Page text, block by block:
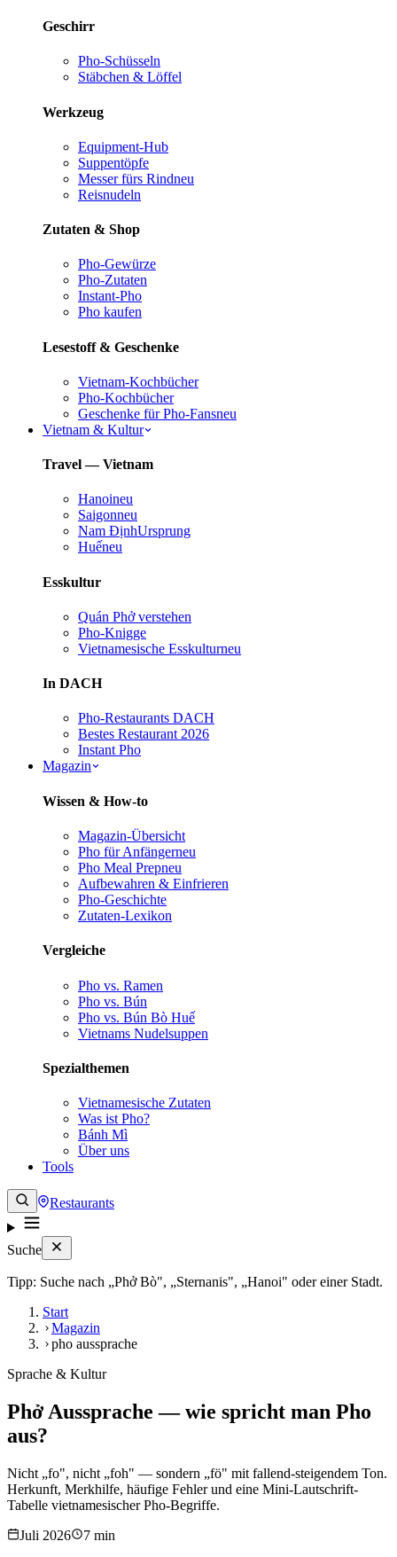
Geschirr
Pho-Schüsseln
Stäbchen & Löffel
Werkzeug
Equipment-Hub
Suppentöpfe
Messer fürs Rindneu
Reisnudeln
Zutaten & Shop
Pho-Gewürze
Pho-Zutaten
Instant-Pho
Pho kaufen
Lesestoff & Geschenke
Vietnam-Kochbücher
Pho-Kochbücher
Geschenke für Pho-Fansneu
Vietnam & Kultur
Travel — Vietnam
Hanoineu
Saigonneu
Nam ĐịnhUrsprung
Huếneu
Esskultur
Quán Phở verstehen
Pho-Knigge
Vietnamesische Esskulturneu
In DACH
Pho-Restaurants DACH
Bestes Restaurant 2026
Instant Pho
Magazin
Wissen & How-to
Magazin-Übersicht
Pho für Anfängerneu
Pho Meal Prepneu
Aufbewahren & Einfrieren
Pho-Geschichte
Zutaten-Lexikon
Vergleiche
Pho vs. Ramen
Pho vs. Bún
Pho vs. Bún Bò Huế
Vietnams Nudelsuppen
Spezialthemen
Vietnamesische Zutaten
Was ist Pho?
Bánh Mì
Über uns
Tools
Restaurants
Suche
Tipp: Suche nach „Phở Bò", „Sternanis", „Hanoi" oder einer Stadt.
Start
Magazin
pho aussprache
Sprache & Kultur
Phở Aussprache — wie spricht man Pho
aus?
Nicht „fo", nicht „foh" — sondern „fö" mit fallend-steigendem Ton.
Herkunft, Merkhilfe, häufige Fehler und eine Mini-Lautschrift-
Tabelle vietnamesischer Pho-Begriffe.
Juli 2026
7 min